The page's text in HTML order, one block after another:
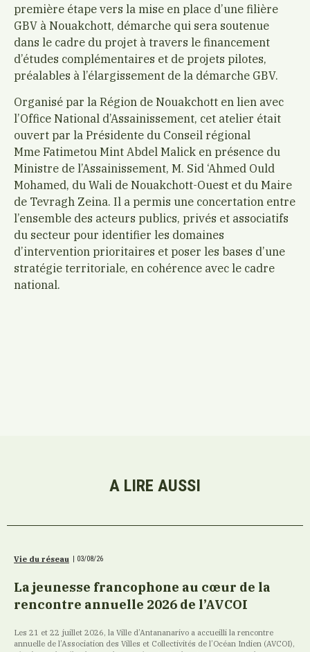
première étape vers la mise en place d’une filière
GBV à Nouakchott, démarche qui sera soutenue
dans le cadre du projet à travers le financement
d’études complémentaires et de projets pilotes,
préalables à l’élargissement de la démarche GBV.
Organisé par la Région de Nouakchott en lien avec
l’Office National d’Assainissement, cet atelier était
ouvert par la Présidente du Conseil régional
Mme Fatimetou Mint Abdel Malick en présence du
Ministre de l’Assainissement, M. Sid ‘Ahmed Ould
Mohamed, du Wali de Nouakchott-Ouest et du Maire
de Tevragh Zeina. Il a permis une concertation entre
l’ensemble des acteurs publics, privés et associatifs
du secteur pour identifier les domaines
d’intervention prioritaires et poser les bases d’une
stratégie territoriale, en cohérence avec le cadre
national.
A LIRE AUSSI
Vie du réseau | 03/08/26
La jeunesse francophone au cœur de la
rencontre annuelle 2026 de l’AVCOI
Les 21 et 22 juillet 2026, la Ville d’Antananarivo a accueilli la rencontre
annuelle de l’Association des Villes et Collectivités de l’Océan Indien (AVCOI),